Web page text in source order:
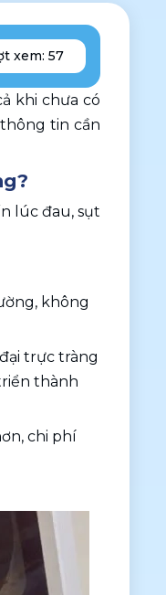
xem: 57
khi chưa có
tin cần
lúc đau, sụt
không
trực tràng
thành
chi phí